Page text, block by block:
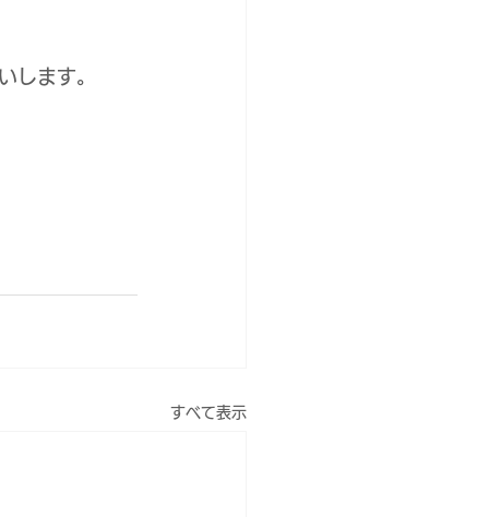
します。
すべて表示